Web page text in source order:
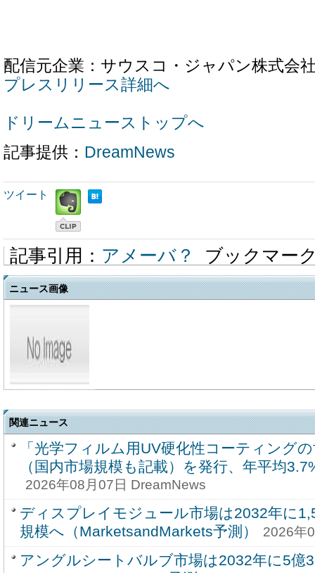
配信元企業：サウスコ・ジャパン株式会
プレスリリース詳細へ
ドリームニューストップへ
記事提供： DreamNews
ツイート
記事引用： アメーバ？ ブックマー
ニュース画像
関連ニュース
「光学フィルム用UV硬化性コーティング
（国内市場規模も記載）を発行、年平均
2026年08月07日 DreamNews
ディスプレイモジュール市場は2032年に
規模へ（MarketsandMarkets予測）
2026年
アングルシートバルブ市場は2032年に5億